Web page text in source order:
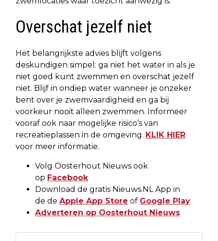
Overschat jezelf niet
Het belangrijkste advies blijft volgens
deskundigen simpel: ga niet het water in als je
niet goed kunt zwemmen en overschat jezelf
niet. Blijf in ondiep water wanneer je onzeker
bent over je zwemvaardigheid en ga bij
voorkeur nooit alleen zwemmen. Informeer
vooraf ook naar mogelijke risico’s van
recreatieplassen in de omgeving. KLIK HIER
voor meer informatie.
Volg Oosterhout Nieuws ook
op Facebook
Download de gratis Nieuws.NL App in
de de Apple App Store of Google Play
Adverteren op Oosterhout Nieuws